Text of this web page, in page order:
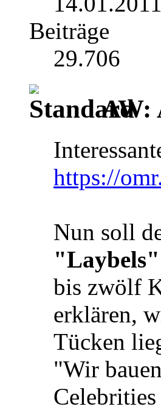
Beiträge
29.706
AW:
https://
Nun soll
"Laybels"
bis zwölf
erklären,
Tücken
"Wir